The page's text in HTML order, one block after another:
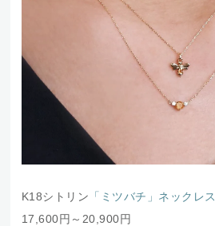
K18シトリン 「ミツバチ」ネックレス
17,600円～20,900円